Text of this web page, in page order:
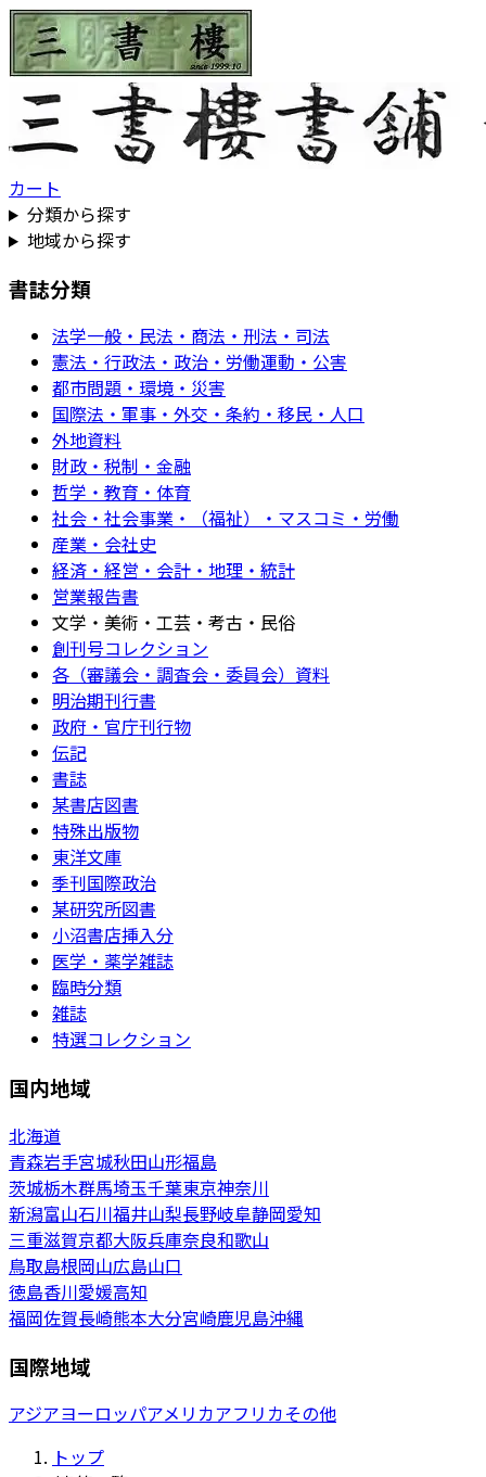
カート
分類から探す
地域から探す
書誌分類
法学一般・民法・商法・刑法・司法
憲法・行政法・政治・労働運動・公害
都市問題・環境・災害
国際法・軍事・外交・条約・移民・人口
外地資料
財政・税制・金融
哲学・教育・体育
社会・社会事業・（福祉）・マスコミ・労働
産業・会社史
経済・経営・会計・地理・統計
営業報告書
文学・美術・工芸・考古・民俗
創刊号コレクション
各（審議会・調査会・委員会）資料
明治期刊行書
政府・官庁刊行物
伝記
書誌
某書店図書
特殊出版物
東洋文庫
季刊国際政治
某研究所図書
小沼書店挿入分
医学・薬学雑誌
臨時分類
雑誌
特選コレクション
国内地域
北海道
青森岩手宮城秋田山形福島
茨城栃木群馬埼玉千葉東京神奈川
新潟富山石川福井山梨長野岐阜静岡愛知
三重滋賀京都大阪兵庫奈良和歌山
鳥取島根岡山広島山口
徳島香川愛媛高知
福岡佐賀長崎熊本大分宮崎鹿児島沖縄
国際地域
アジアヨーロッパアメリカアフリカその他
トップ